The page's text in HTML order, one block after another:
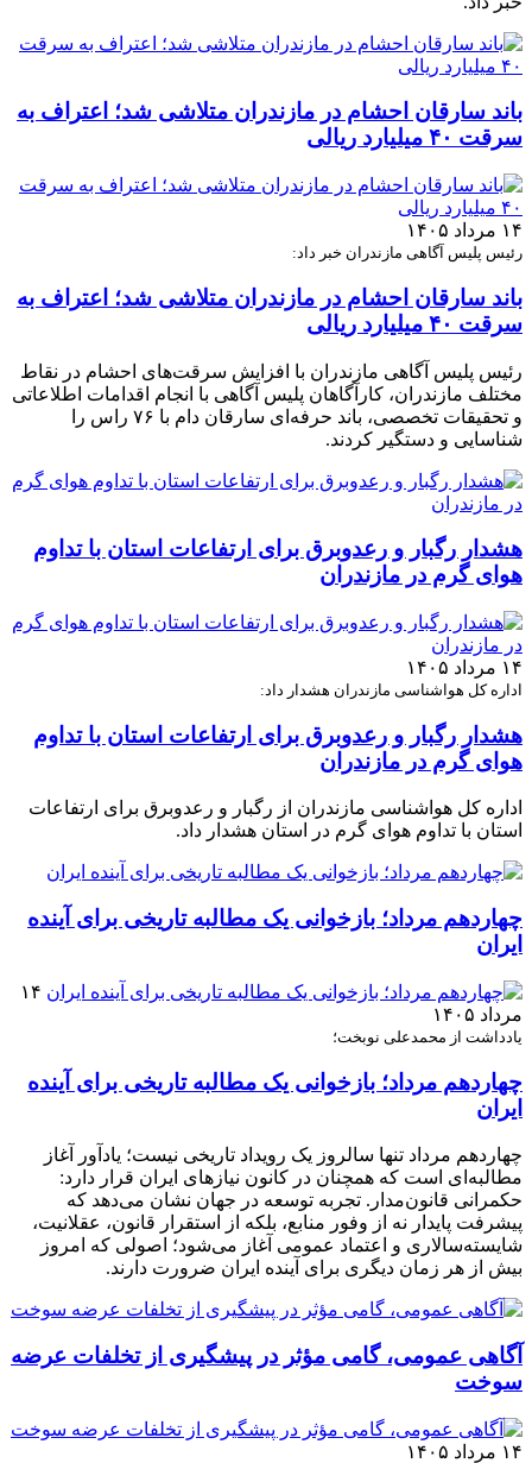
باند سارقان احشام در مازندران متلاشی شد؛ اعتراف به
سرقت ۴۰ میلیارد ریالی
۱۴ مرداد ۱۴۰۵
رئیس پلیس آگاهی مازندران خبر داد:
باند سارقان احشام در مازندران متلاشی شد؛ اعتراف به
سرقت ۴۰ میلیارد ریالی
رئیس پلیس آگاهی مازندران با افزایش سرقت‌های احشام در نقاط
مختلف مازندران، کارآگاهان پلیس آگاهی با انجام اقدامات اطلاعاتی
و تحقیقات تخصصی، باند حرفه‌ای سارقان دام با ۷۶ راس را
شناسایی و دستگیر کردند.
هشدار رگبار و رعدوبرق برای ارتفاعات استان با تداوم
هوای گرم در مازندران
۱۴ مرداد ۱۴۰۵
اداره کل هواشناسی مازندران هشدار داد:
هشدار رگبار و رعدوبرق برای ارتفاعات استان با تداوم
هوای گرم در مازندران
اداره کل هواشناسی مازندران از رگبار و رعدوبرق برای ارتفاعات
استان با تداوم هوای گرم در استان هشدار داد.
چهاردهم مرداد؛ بازخوانی یک مطالبه تاریخی برای آینده
ایران
۱۴
مرداد ۱۴۰۵
یادداشت از محمدعلی نوبخت؛
چهاردهم مرداد؛ بازخوانی یک مطالبه تاریخی برای آینده
ایران
چهاردهم مرداد تنها سالروز یک رویداد تاریخی نیست؛ یادآور آغاز
مطالبه‌ای است که همچنان در کانون نیازهای ایران قرار دارد:
حکمرانی قانون‌مدار. تجربه توسعه در جهان نشان می‌دهد که
پیشرفت پایدار نه از وفور منابع، بلکه از استقرار قانون، عقلانیت،
شایسته‌سالاری و اعتماد عمومی آغاز می‌شود؛ اصولی که امروز
بیش از هر زمان دیگری برای آینده ایران ضرورت دارند.
آگاهی عمومی، گامی مؤثر در پیشگیری از تخلفات عرضه
سوخت
۱۴ مرداد ۱۴۰۵